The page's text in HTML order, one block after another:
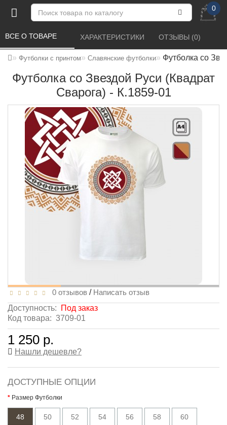
0
Футболки с принтом Славянские футболки Футболка со
Футболка со Звездой Руси (Квадрат
Сварога) - К.1859-01
ВСЕ О ТОВАРЕ ХАРАКТЕРИСТИКИ ОТЗЫВЫ (0)
0 отзывов / Написать отзыв
Доступность:
Под заказ
Код товара: 3709-01
1 250 р.
Нашли дешевле?
ДОСТУПНЫЕ ОПЦИИ
Размер Футболки
48 50 52 54 56 58 60